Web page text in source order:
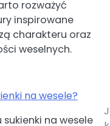
rozważyć
inspirowane
charakteru oraz
weselnych.
na wesele?
na wesele